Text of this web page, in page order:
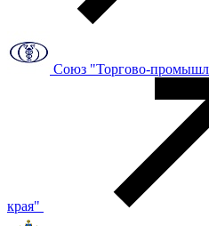
Союз "Торгово-
края"